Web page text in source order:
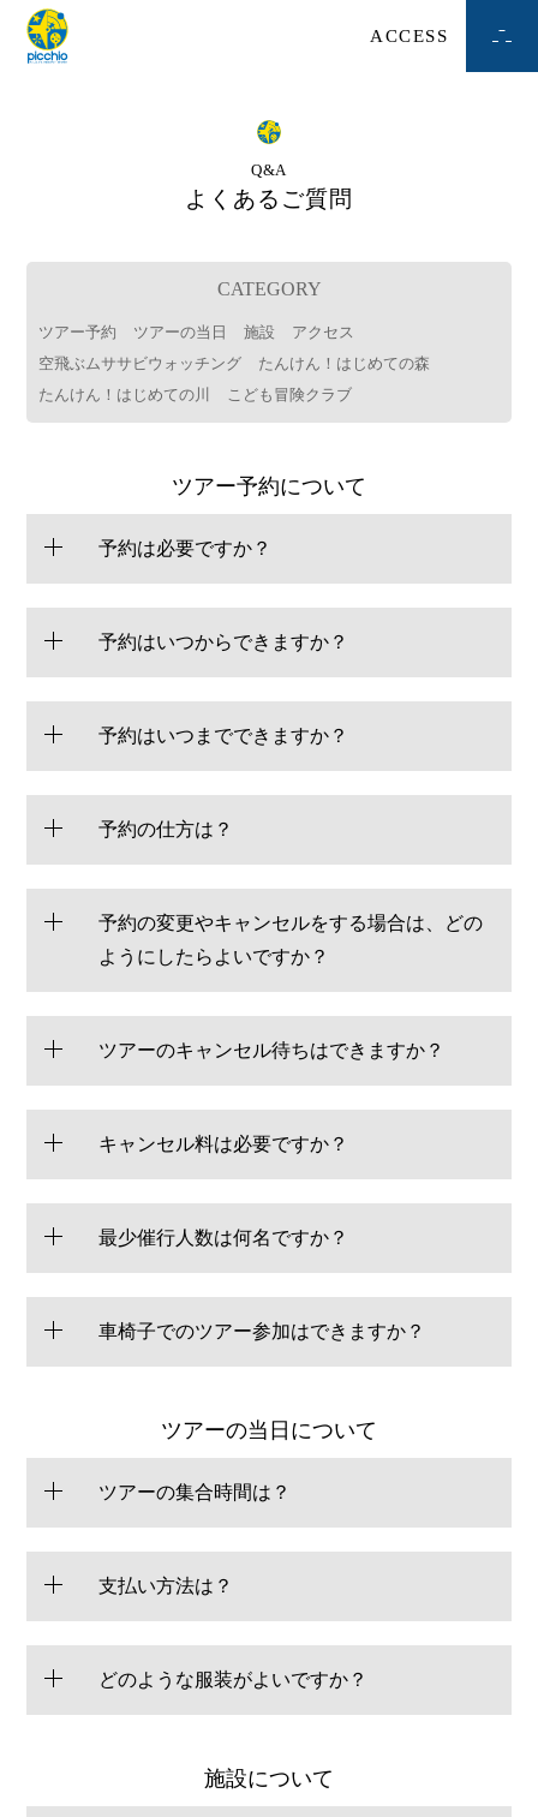
ACCESS
Q&A
よくあるご質問
CATEGORY
ツアー予約 ツアーの当日 施設
アクセス
空飛ぶムササビウォッチング
たんけん！はじめての森
たんけん！はじめての川
こども冒険クラブ
ツアー予約について
予約は必要ですか？
予約はいつからできますか？
予約はいつまでできますか？
予約の仕方は？
予約の変更やキャンセルをする場合は、どの
ようにしたらよいですか？
ツアーのキャンセル待ちはできますか？
キャンセル料は必要ですか？
最少催行人数は何名ですか？
車椅子でのツアー参加はできますか？
ツアーの当日について
ツアーの集合時間は？
支払い方法は？
どのような服装がよいですか？
施設について